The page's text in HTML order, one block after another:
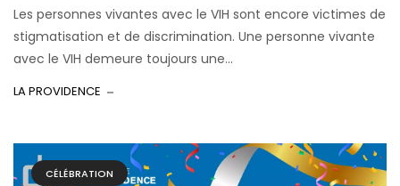
Les personnes vivantes avec le VIH sont encore victimes de
stigmatisation et de discrimination. Une personne vivante
avec le VIH demeure toujours une...
LA PROVIDENCE
CÉLÉBRATION